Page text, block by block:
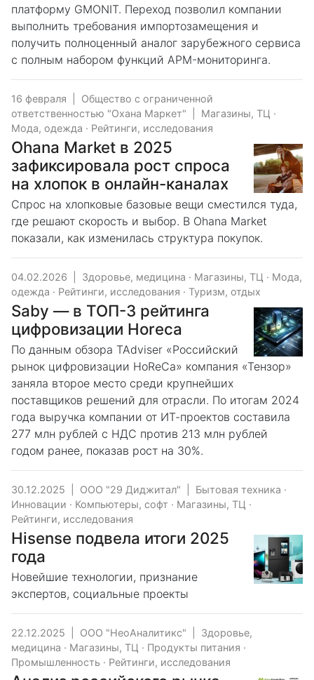
платформу GMONIT. Переход позволил компании
выполнить требования импортозамещения и
получить полноценный аналог зарубежного сервиса
с полным набором функций APM-мониторинга.
16 февраля
Общество с ограниченной
ответственностью "Охана Маркет"
Магазины, ТЦ ·
Мода, одежда · Рейтинги, исследования
Ohana Market в 2025
зафиксировала рост спроса
на хлопок в онлайн-каналах
Спрос на хлопковые базовые вещи сместился туда,
где решают скорость и выбор. В Ohana Market
показали, как изменилась структура покупок.
04.02.2026 Здоровье, медицина · Магазины, ТЦ · Мода,
одежда · Рейтинги, исследования · Туризм, отдых
Saby — в ТОП-3 рейтинга
цифровизации Horeca
По данным обзора TAdviser «Российский
рынок цифровизации HoReCa» компания «Тензор»
заняла второе место среди крупнейших
поставщиков решений для отрасли. По итогам 2024
года выручка компании от ИТ-проектов составила
277 млн рублей с НДС против 213 млн рублей
годом ранее, показав рост на 30%.
30.12.2025 ООО "29 Диджитал" Бытовая техника ·
Инновации · Компьютеры, софт · Магазины, ТЦ ·
Рейтинги, исследования
Hisense подвела итоги 2025
года
Новейшие технологии, признание
экспертов, социальные проекты
22.12.2025 ООО "НеоАналитикс"
Здоровье,
медицина · Магазины, ТЦ · Продукты питания ·
Промышленность · Рейтинги, исследования